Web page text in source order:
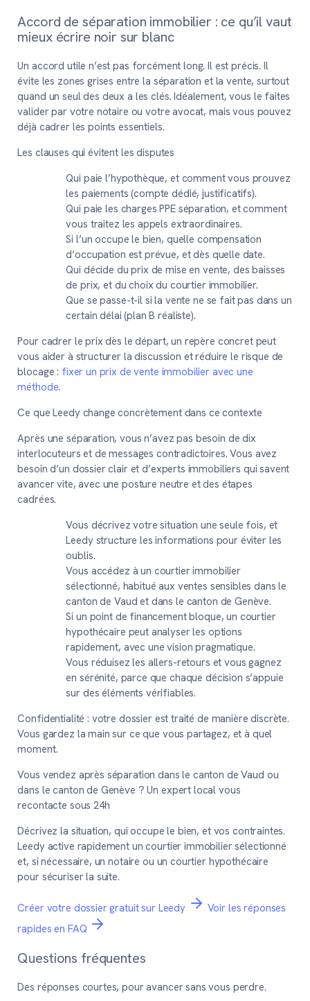
Accord de séparation immobilier : ce qu’il vaut
mieux écrire noir sur blanc
Un accord utile n’est pas forcément long. Il est précis. Il
évite les zones grises entre la séparation et la vente, surtout
quand un seul des deux a les clés. Idéalement, vous le faites
valider par votre notaire ou votre avocat, mais vous pouvez
déjà cadrer les points essentiels.
Les clauses qui évitent les disputes
Qui paie l’hypothèque, et comment vous prouvez
les paiements (compte dédié, justificatifs).
Qui paie les charges PPE séparation, et comment
vous traitez les appels extraordinaires.
Si l’un occupe le bien, quelle compensation
d’occupation est prévue, et dès quelle date.
Qui décide du prix de mise en vente, des baisses
de prix, et du choix du courtier immobilier.
Que se passe-t-il si la vente ne se fait pas dans un
certain délai (plan B réaliste).
Pour cadrer le prix dès le départ, un repère concret peut
vous aider à structurer la discussion et réduire le risque de
blocage : fixer un prix de vente immobilier avec une
méthode.
Ce que Leedy change concrètement dans ce contexte
Après une séparation, vous n’avez pas besoin de dix
interlocuteurs et de messages contradictoires. Vous avez
besoin d’un dossier clair et d’experts immobiliers qui savent
avancer vite, avec une posture neutre et des étapes
cadrées.
Vous décrivez votre situation une seule fois, et
Leedy structure les informations pour éviter les
oublis.
Vous accédez à un courtier immobilier
sélectionné, habitué aux ventes sensibles dans le
canton de Vaud et dans le canton de Genève.
Si un point de financement bloque, un courtier
hypothécaire peut analyser les options
rapidement, avec une vision pragmatique.
Vous réduisez les allers-retours et vous gagnez
en sérénité, parce que chaque décision s’appuie
sur des éléments vérifiables.
Confidentialité : votre dossier est traité de manière discrète.
Vous gardez la main sur ce que vous partagez, et à quel
moment.
Vous vendez après séparation dans le canton de Vaud ou
dans le canton de Genève ? Un expert local vous
recontacte sous 24h
Décrivez la situation, qui occupe le bien, et vos contraintes.
Leedy active rapidement un courtier immobilier sélectionné
et, si nécessaire, un notaire ou un courtier hypothécaire
pour sécuriser la suite.
Créer votre dossier gratuit sur Leedy
Voir les réponses
rapides en FAQ
Questions fréquentes
Des réponses courtes, pour avancer sans vous perdre.